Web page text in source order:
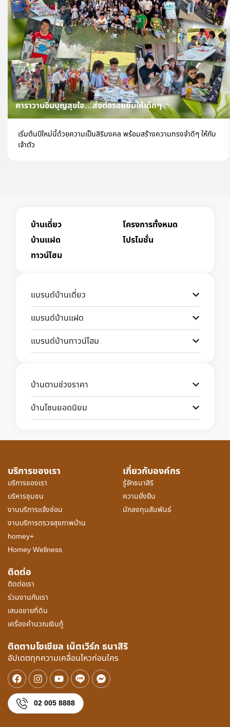
คาราวานอิ่มบุญสุขใจ…ส่งต่อรอยยิ้มให้เด็กๆ
เริ่มต้นปีใหม่นี้ด้วยความเป็นสิริมงคล พร้อมสร้างความทรงจำดีๆ ให้กับ
เจ้าตัว
บ้านเดี่ยว
บ้านแฝด
ทาวน์โฮม
โครงการทั้งหมด
โปรโมชั่น
แบรนด์บ้านเดี่ยว
แบรนด์บ้านแฝด
แบรนด์บ้านทาวน์โฮม
บ้านตามช่วงราคา
บ้านโซนยอดนิยม
บริการของเรา
บริการของเรา
บริหารชุมชน
งานบริการแจ้งซ่อม
งานบริการตรวจสุขภาพบ้าน
homey+
Homey Wellness
เกี่ยวกับองค์กร
รู้จักธนาสิริ
ความยั่งยืน
นักลงทุนสัมพันธ์
ติดต่อ
ติดต่อเรา
ร่วมงานกับเรา
เสนอขายที่ดิน
เครื่องคำนวณเงินกู้
ติดตามโซเชียล เน็ตเวิร์ก ธนาสิริ
อัปเดตทุกความเคลื่อนไหวก่อนใคร
02 005 8888